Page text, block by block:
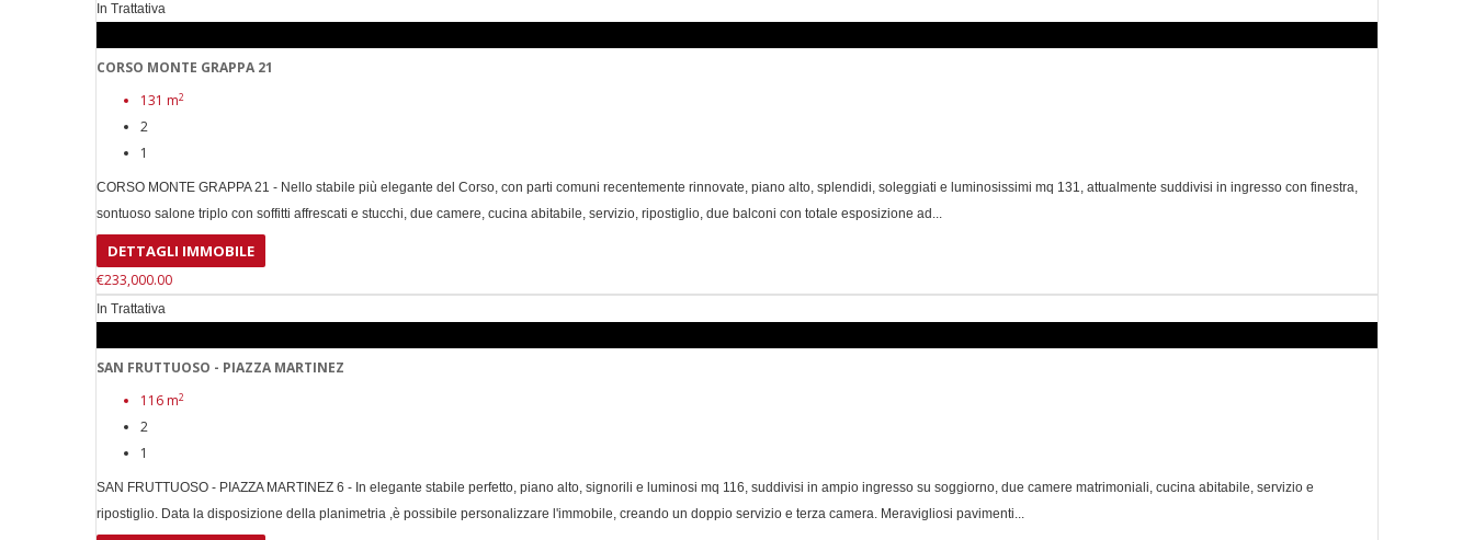
In Trattativa
CORSO MONTE GRAPPA 21
131 m2
2
1
CORSO MONTE GRAPPA 21 - Nello stabile più elegante del Corso, con parti comuni recentemente rinnovate, piano alto, splendidi, soleggiati e luminosissimi mq 131, attualmente suddivisi in ingresso con finestra,
sontuoso salone triplo con soffitti affrescati e stucchi, due camere, cucina abitabile, servizio, ripostiglio, due balconi con totale esposizione ad...
DETTAGLI IMMOBILE
€233,000.00
In Trattativa
SAN FRUTTUOSO - PIAZZA MARTINEZ
116 m2
2
1
SAN FRUTTUOSO - PIAZZA MARTINEZ 6 - In elegante stabile perfetto, piano alto, signorili e luminosi mq 116, suddivisi in ampio ingresso su soggiorno, due camere matrimoniali, cucina abitabile, servizio e
ripostiglio. Data la disposizione della planimetria ,è possibile personalizzare l'immobile, creando un doppio servizio e terza camera. Meravigliosi pavimenti...